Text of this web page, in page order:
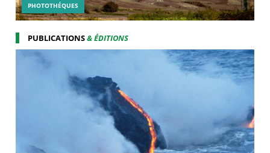
PHOTOTHÉQUES
PUBLICATIONS& ÉDITIONS